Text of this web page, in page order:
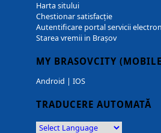
Harta sitului
Chestionar satisfacție
Autentificare portal servicii
Starea vremii in Brașov
MY BRASOVCITY
Android | IOS
TRADUCERE AUTOMATĂ